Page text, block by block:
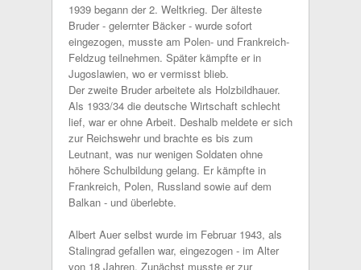
1939 begann der 2. Weltkrieg. Der älteste
Bruder - gelernter Bäcker - wurde sofort
eingezogen, musste am Polen- und Frankreich-
Feldzug teilnehmen. Später kämpfte er in
Jugoslawien, wo er vermisst blieb.
Der zweite Bruder arbeitete als Holzbildhauer.
Als 1933/34 die deutsche Wirtschaft schlecht
lief, war er ohne Arbeit. Deshalb meldete er sich
zur Reichswehr und brachte es bis zum
Leutnant, was nur wenigen Soldaten ohne
höhere Schulbildung gelang. Er kämpfte in
Frankreich, Polen, Russland sowie auf dem
Balkan - und überlebte.
Albert Auer selbst wurde im Februar 1943, als
Stalingrad gefallen war, eingezogen - im Alter
von 18 Jahren. Zunächst musste er zur